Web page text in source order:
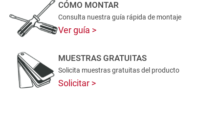
CÓMO MONTAR
Consulta nuestra guía rápida de montaje
Ver guía
MUESTRAS GRATUITAS
Solicita muestras gratuitas del producto
Solicitar